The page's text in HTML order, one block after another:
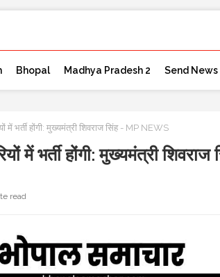
Bhopal Madhya Pradesh 2 Send News
में भर्ती होंगी: मुख्यमंत्री शिवराज सिंह - MP NEWS
में भर्ती होंगी: मुख्यमंत्री
read